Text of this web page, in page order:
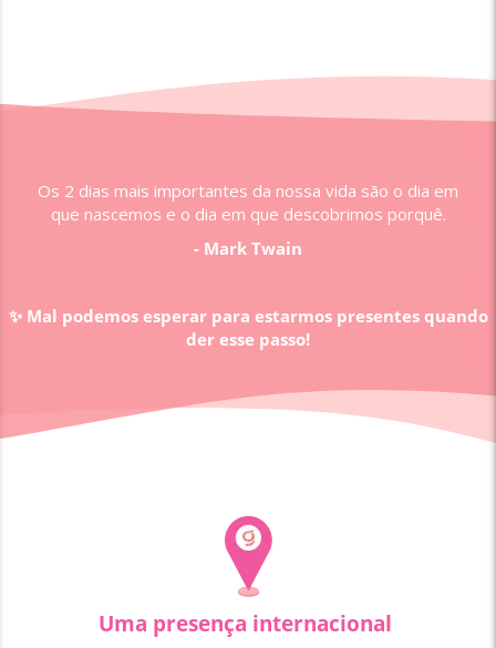
Os 2 dias mais importantes da nossa vida são o dia em
que nascemos e o dia em que descobrimos porquê.
- Mark Twain
✨ Mal podemos esperar para estarmos presentes quando
der esse passo!
Uma presença internacional